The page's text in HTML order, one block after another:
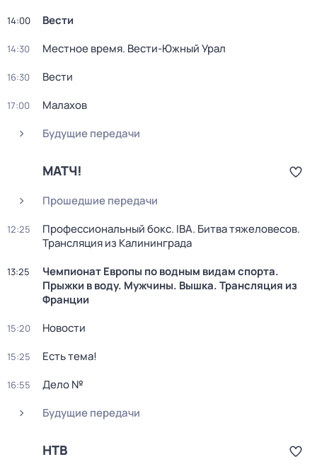
14:00 Вести
14:30 Местное время. Вести-Южный Урал
16:30 Вести
17:00
Малахов
Будущие передачи
МАТЧ!
Прошедшие передачи
12:25
Профессиональный бокс. IBA. Битва тяжеловесов.
Трансляция из Калининграда
13:25
Чемпионат Европы по водным видам спорта.
Прыжки в воду. Мужчины. Вышка. Трансляция из
Франции
15:20 Новости
15:25 Есть тема!
16:55
Дело №
Будущие передачи
НТВ